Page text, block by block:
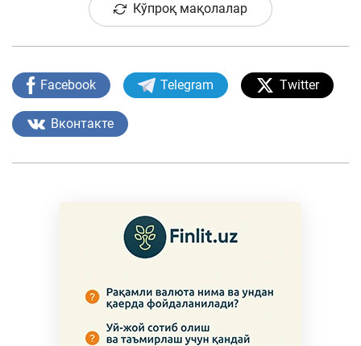
Кўпроқ мақолалар
Facebook Telegram Twitter
Вконтакте